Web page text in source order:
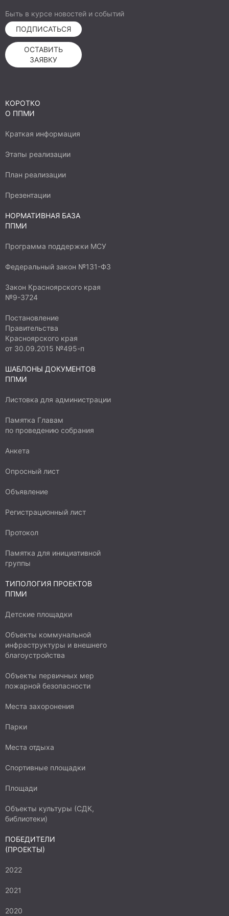
Быть в курсе новостей и событий
ПОДПИСАТЬСЯ
ОСТАВИТЬ
ЗАЯВКУ
КОРОТКО
О ППМИ
Краткая информация
Этапы реализации
План реализации
Презентации
НОРМАТИВНАЯ БАЗА
ППМИ
Программа поддержки МСУ
Федеральный закон №131-ФЗ
Закон Красноярского края
№9-3724
Постановление
Правительства
Красноярского края
от 30.09.2015 №495-п
ШАБЛОНЫ ДОКУМЕНТОВ
ППМИ
Листовка для администрации
Памятка Главам
по проведению собрания
Анкета
Опросный лист
Объявление
Регистрационный лист
Протокол
Памятка для инициативной
группы
ТИПОЛОГИЯ ПРОЕКТОВ
ППМИ
Детские площадки
Объекты коммунальной
инфраструктуры и внешнего
благоустройства
Объекты первичных мер
пожарной безопасности
Места захоронения
Парки
Места отдыха
Спортивные площадки
Площади
Объекты культуры (СДК,
библиотеки)
ПОБЕДИТЕЛИ
(ПРОЕКТЫ)
2022
2021
2020